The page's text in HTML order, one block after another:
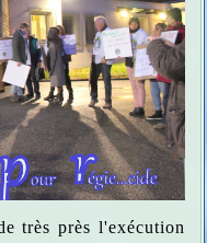
très près l'exécution